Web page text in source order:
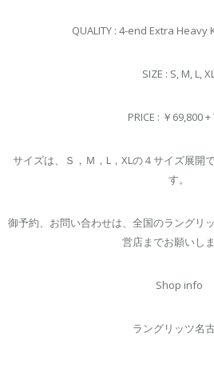
QUALITY : 4-end Extra Heavy
SIZE : S, M, L,
PRICE : ￥69,800
サイズは、Ｓ，Ｍ，L，XLの４サイズ展開
す。
御予約、お問い合わせは、全国のラングリ
営店までお願いしま
Shop info
ラングリッツ名